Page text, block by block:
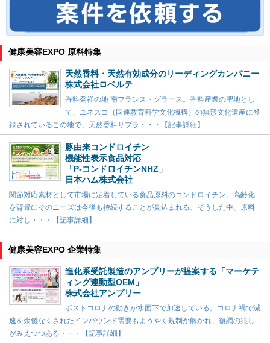
健康美容EXPO 原料特集
天然香料・天然有効成分のリーディングカンパニー
株式会社ロベルテ
香料発祥の地 南フランス・グラース。香料産業の聖地とし
て、ユネスコ（国連教育科学文化機構）の無形文化遺産に登
録されているこの地で、天然香料サプラ・・・【記事詳細】
豚由来コンドロイチン
機能性表示食品対応
「P-コンドロイチンNHZ」
日本ハム株式会社
関節対応素材として市場に定着している食品原料のコンドロイチン。高齢化
を背景にそのニーズは今後も持続することが見込まれる。そうした中、原料
に対し・・・【記事詳細】
健康美容EXPO 企業特集
進化系受託製造のアンプリーが提案する「マーケテ
ィング連動型OEM」
株式会社アンプリー
ポストコロナの動きが水面下で加速している。コロナ禍で減
速を余儀なくされたインバウンド需要もようやく規制が解かれ、復調の兆し
がみえつつある・・・【記事詳細】